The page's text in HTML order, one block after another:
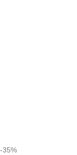
-35%